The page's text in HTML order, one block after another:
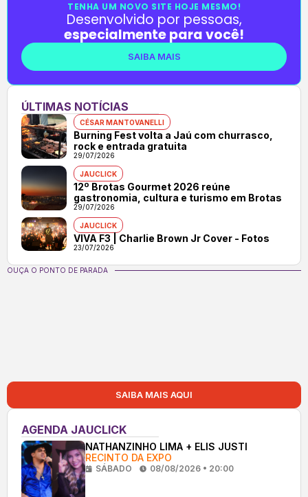
TENHA UM NOVO SITE HOJE MESMO!
Desenvolvido por pessoas,
especialmente para você!
SAIBA MAIS
ÚLTIMAS NOTÍCIAS
CÉSAR MANTOVANELLI
Burning Fest volta a Jaú com churrasco,
rock e entrada gratuita
29/07/2026
JAUCLICK
12º Brotas Gourmet 2026 reúne
gastronomia, cultura e turismo em Brotas
29/07/2026
JAUCLICK
VIVA F3 | Charlie Brown Jr Cover - Fotos
23/07/2026
OUÇA O PONTO DE PARADA
SAIBA MAIS AQUI
AGENDA JAUCLICK
NATHANZINHO LIMA + ELIS JUSTI
RECINTO DA EXPO
SÁBADO 08/08/2026 • 20:00